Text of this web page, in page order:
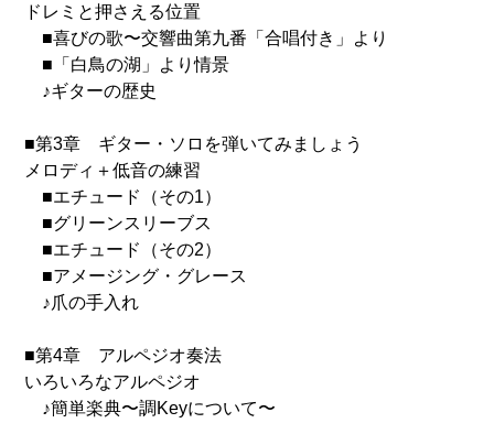
ドレミと押さえる位置
■喜びの歌〜交響曲第九番「合唱付き」より
■「白鳥の湖」より情景
♪ギターの歴史
■第3章 ギター・ソロを弾いてみましょう
メロディ＋低音の練習
■エチュード（その1）
■グリーンスリーブス
■エチュード（その2）
■アメージング・グレース
♪爪の手入れ
■第4章 アルペジオ奏法
いろいろなアルペジオ
♪簡単楽典〜調Keyについて〜